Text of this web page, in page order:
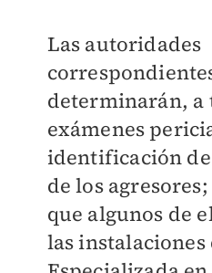
Las autoridades
determinarán, a
exámenes
identificación
de los
que algunos de
las instalaciones